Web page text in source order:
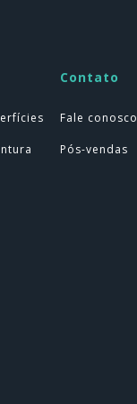
Contato
Fale conosco
Pós-vendas